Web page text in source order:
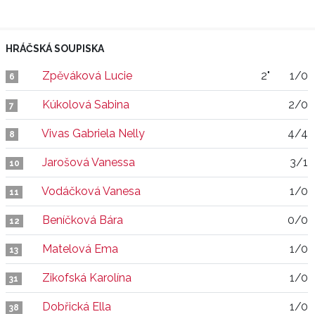
HRÁČSKÁ SOUPISKA
6 Zpěváková Lucie 2" 1/0
7 Kúkolová Sabina 2/0
8 Vivas Gabriela Nelly 4/4
10 Jarošová Vanessa 3/1
11 Vodáčková Vanesa 1/0
12 Beníčková Bára 0/0
13 Matelová Ema 1/0
31 Zikofská Karolína 1/0
38 Dobřická Ella 1/0